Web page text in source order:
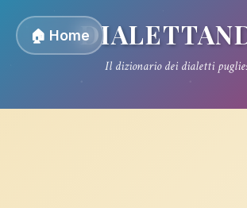
🏠 Home
Il dizionario dei dialetti